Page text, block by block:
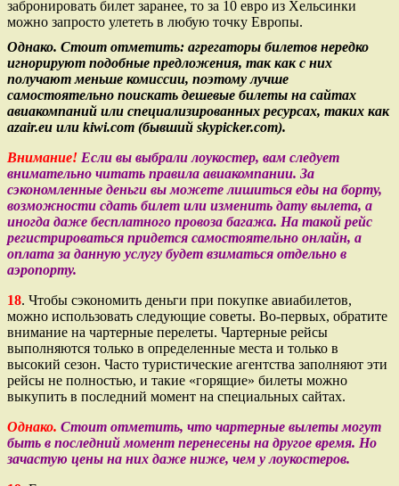
забронировать билет заранее, то за 10 евро из Хельсинки
можно запросто улететь в любую точку Европы.
Однако. Стоит отметить: агрегаторы билетов нередко
игнорируют подобные предложения, так как с них
получают меньше комиссии, поэтому лучше
самостоятельно поискать дешевые билеты на сайтах
авиакомпаний или специализированных ресурсах, таких как
azair.eu или kiwi.com (бывший skypicker.com).
Внимание! Если вы выбрали лоукостер, вам следует
внимательно читать правила авиакомпании. За
сэкономленные деньги вы можете лишиться еды на борту,
возможности сдать билет или изменить дату вылета, а
иногда даже бесплатного провоза багажа. На такой рейс
регистрироваться придется самостоятельно онлайн, а
оплата за данную услугу будет взиматься отдельно в
аэропорту.
18. Чтобы сэкономить деньги при покупке авиабилетов,
можно использовать следующие советы. Во-первых, обратите
внимание на чартерные перелеты. Чартерные рейсы
выполняются только в определенные места и только в
высокий сезон. Часто туристические агентства заполняют эти
рейсы не полностью, и такие «горящие» билеты можно
выкупить в последний момент на специальных сайтах.
Однако. Стоит отметить, что чартерные вылеты могут
быть в последний момент перенесены на другое время. Но
зачастую цены на них даже ниже, чем у лоукостеров.